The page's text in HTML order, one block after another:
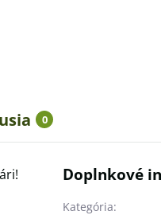
0
Doplnkové
Kategória: